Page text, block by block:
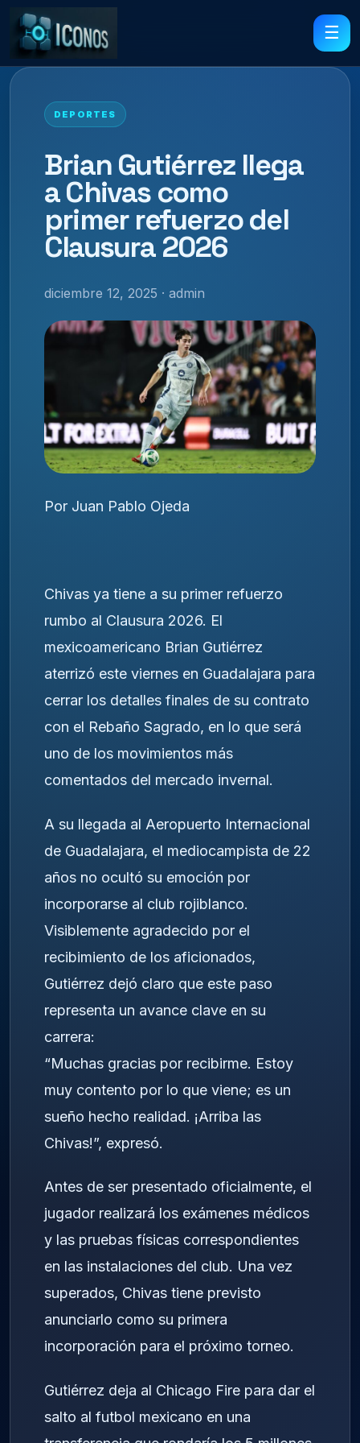
☰
DEPORTES
Brian Gutiérrez llega
a Chivas como
primer refuerzo del
Clausura 2026
diciembre 12, 2025 · admin
Por Juan Pablo Ojeda
Chivas ya tiene a su primer refuerzo
rumbo al Clausura 2026. El
mexicoamericano Brian Gutiérrez
aterrizó este viernes en Guadalajara para
cerrar los detalles finales de su contrato
con el Rebaño Sagrado, en lo que será
uno de los movimientos más
comentados del mercado invernal.
A su llegada al Aeropuerto Internacional
de Guadalajara, el mediocampista de 22
años no ocultó su emoción por
incorporarse al club rojiblanco.
Visiblemente agradecido por el
recibimiento de los aficionados,
Gutiérrez dejó claro que este paso
representa un avance clave en su
carrera:
“Muchas gracias por recibirme. Estoy
muy contento por lo que viene; es un
sueño hecho realidad. ¡Arriba las
Chivas!”, expresó.
Antes de ser presentado oficialmente, el
jugador realizará los exámenes médicos
y las pruebas físicas correspondientes
en las instalaciones del club. Una vez
superados, Chivas tiene previsto
anunciarlo como su primera
incorporación para el próximo torneo.
Gutiérrez deja al Chicago Fire para dar el
salto al futbol mexicano en una